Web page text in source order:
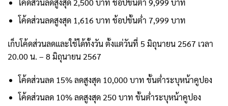
โค้ดส่วนลดสูงสุด 2,500 บาท ช้อปขั้นต่ำ 9,999 บาท
โค้ดส่วนลดสูงสุด 1,616 บาท ช้อปขั้นต่ำ 7,999 บาท
เก็บโค้ดส่วนลดและใช้ได้ทั้งวัน ตั้งแต่วันที่ 5 มิถุนายน 2567 เวลา
20.00 น. – 8 มิถุนายน 2567
โค้ดส่วนลด 15% ลดสูงสุด 10,000 บาท ขั้นต่ำระบุหน้าคูปอง
โค้ดส่วนลด 10% ลดสูงสุด 250 บาท ขั้นต่ำระบุหน้าคูปอง